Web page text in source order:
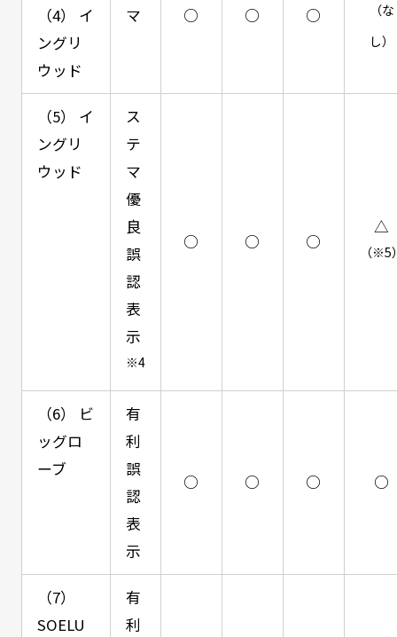
（4） イ
ングリ
ウッド
マ
○ ○ ○
（な
し）
（5） イ
ングリ
ウッド
ス
テ
マ
優
良
誤
認
表
示
※4
○ ○ ○
△
（※5
（6） ビ
ッグロ
ーブ
有
利
誤
認
表
示
○ ○ ○ ○
（7）
SOELU
有
利